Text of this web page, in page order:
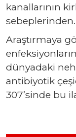
kanallarının
sebeplerinden.
Araştırmaya
dünyadaki
antibiyotik
307’sinde bu